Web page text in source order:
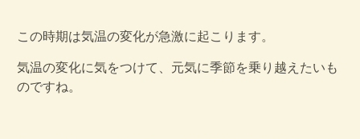
この時期は気温の変化が急激に起こります。
気温の変化に気をつけて、元気に季節を乗り越えたいも
のですね。